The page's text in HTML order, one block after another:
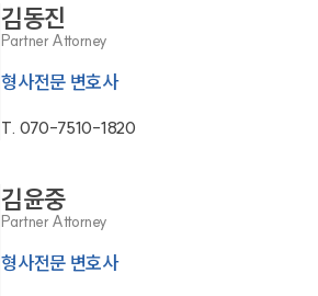
김동진
Partner Attorney
형사전문 변호사
T. 070-7510-1820
김윤중
Partner Attorney
형사전문 변호사